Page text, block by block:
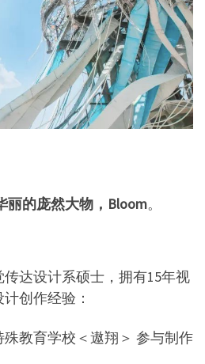
丽的庞然大物，Bloom。
达设计系硕士，拥有15年视
创作经验：
殊教育学校＜遨翔＞ 参与制作